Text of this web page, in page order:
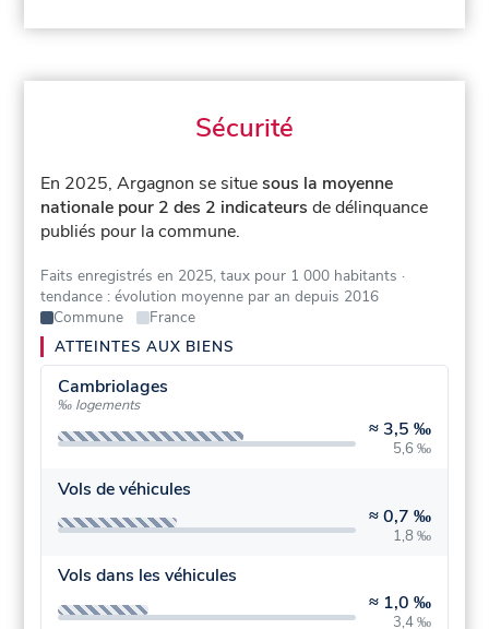
Sécurité
En 2025, Argagnon se situesous la moyenne
nationale pour 2 des 2 indicateurs de délinquance
publiés pour la commune.
Faits enregistrés en 2025, taux pour 1 000 habitants ·
tendance : évolution moyenne par an depuis 2016
Commune
France
ATTEINTES AUX BIENS
Cambriolages
‰ logements
≈ 3,5 ‰
5,6 ‰
Vols de véhicules
≈0,7 ‰
1,8 ‰
Vols dans les véhicules
≈ 1,0 ‰
3,4 ‰